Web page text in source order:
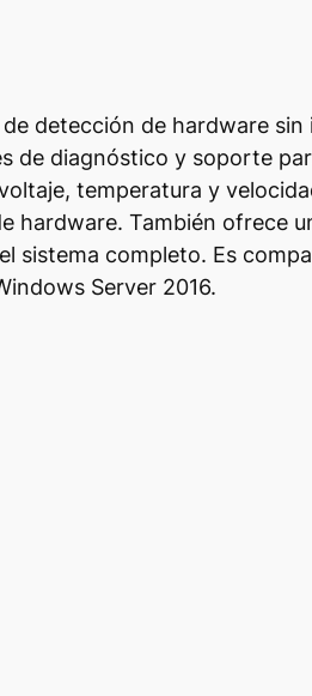
detección de hardware sin
de diagnóstico y soporte
temperatura y
hardware. También ofrece
sistema completo. Es
Server 2016.